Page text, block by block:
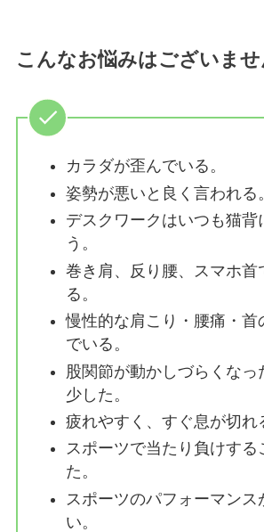
こんなお悩みはございませ
カラダが歪んでいる。
姿勢が悪いと良く言われる。
デスクワークはいつも猫背
う。
巻き肩、反り腰、スマホ首
る。
慢性的な肩こり・腰痛・首
でいる。
股関節が動かしづらくなっ
少した。
疲れやすく、すぐ息が切れ
スポーツで当たり負けする
た。
スポーツのパフォーマンス
い。